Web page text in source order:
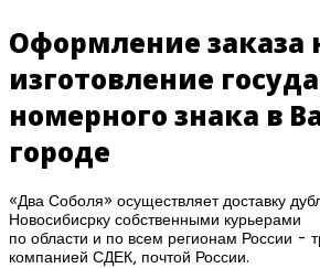
Оформление заказа
изготовление
номерного знака в
городе
«Два Соболя» осуществляет доставку
Новосибисрку собственными курьерами
по области и по всем регионам России -
компанией СДЕК, почтой России.